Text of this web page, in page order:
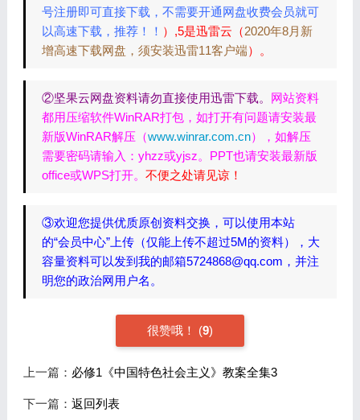
号注册即可直接下载，不需要开通网盘收费会员就可
以高速下载，推荐！！ ）,5是迅雷云（2020年8月新
增高速下载网盘，须安装迅雷11客户端）。
②坚果云网盘资料请勿直接使用迅雷下载。 网站资料
都用压缩软件WinRAR打包，如打开有问题请安装最
新版WinRAR解压（www.winrar.com.cn），如解压
需要密码请输入：yhzz或yjsz。PPT也请安装最新版
office或WPS打开。 不便之处请见谅！
③欢迎您提供优质原创资料交换，可以使用本站
的“会员中心”上传（仅能上传不超过5M的资料），大
容量资料可以发到我的邮箱5724868@qq.com，并注
明您的政治网用户名。
很赞哦！ (9)
上一篇： 必修1《中国特色社会主义》教案全集3
下一篇： 返回列表